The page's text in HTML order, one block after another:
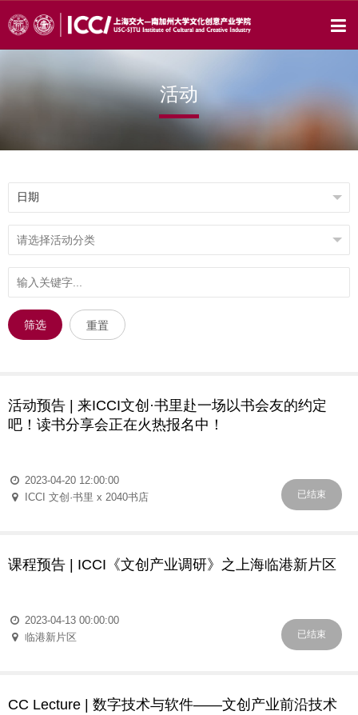
活动
筛选 重置
活动预告 | 来ICCI文创·书里赴一场以书会友的约定
吧！读书分享会正在火热报名中！
2023-04-20 12:00:00
ICCI 文创·书里 x 2040书店
已结束
课程预告 | ICCI《文创产业调研》之上海临港新片区
2023-04-13 00:00:00
临港新片区
已结束
CC Lecture | 数字技术与软件——文创产业前沿技术